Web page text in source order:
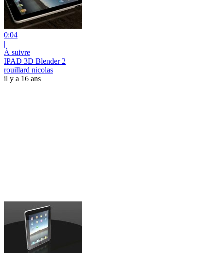
0:04
|
À suivre
IPAD 3D Blender 2
rouillard nicolas
il y a 16 ans